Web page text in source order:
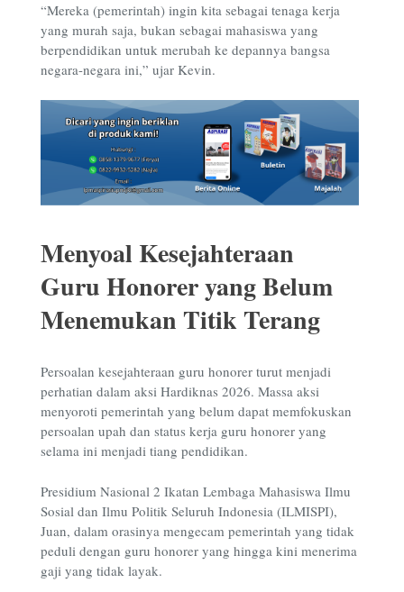
“Mereka (pemerintah) ingin kita sebagai tenaga kerja
yang murah saja, bukan sebagai mahasiswa yang
berpendidikan untuk merubah ke depannya bangsa
negara-negara ini,” ujar Kevin.
Menyoal Kesejahteraan
Guru Honorer yang Belum
Menemukan Titik Terang
Persoalan kesejahteraan guru honorer turut menjadi
perhatian dalam aksi Hardiknas 2026. Massa aksi
menyoroti pemerintah yang belum dapat memfokuskan
persoalan upah dan status kerja guru honorer yang
selama ini menjadi tiang pendidikan.
Presidium Nasional 2 Ikatan Lembaga Mahasiswa Ilmu
Sosial dan Ilmu Politik Seluruh Indonesia (ILMISPI),
Juan, dalam orasinya mengecam pemerintah yang tidak
peduli dengan guru honorer yang hingga kini menerima
gaji yang tidak layak.